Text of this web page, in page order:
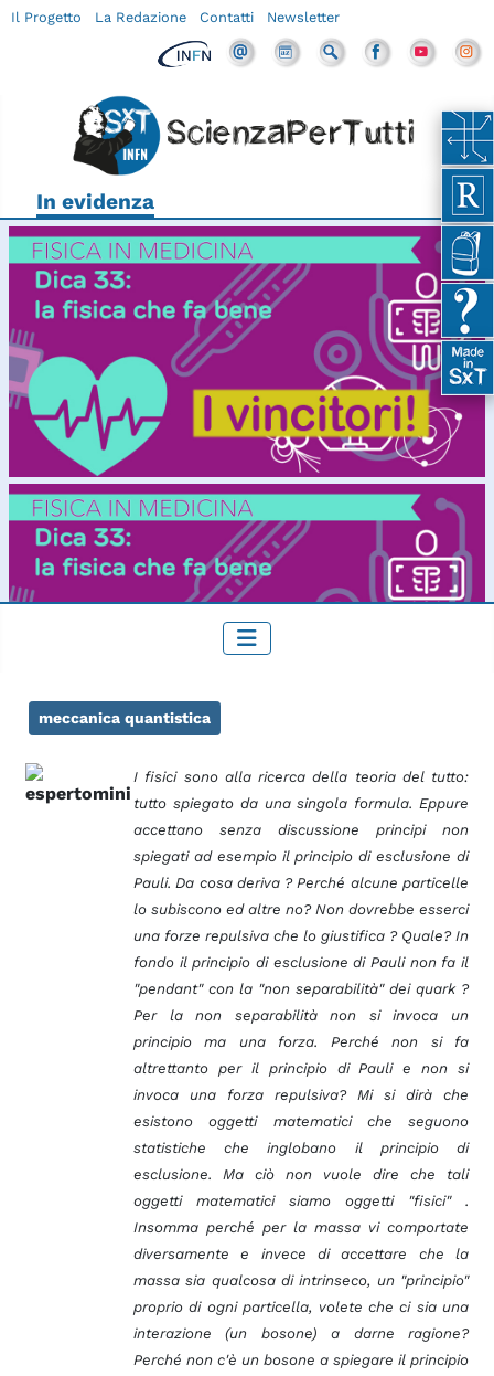
Il Progetto La Redazione Contatti Newsletter
In evidenza
meccanica quantistica
I fisici sono alla ricerca della teoria del tutto:
tutto spiegato da una singola formula. Eppure
accettano senza discussione principi non
spiegati ad esempio il principio di esclusione di
Pauli. Da cosa deriva ? Perché alcune particelle
lo subiscono ed altre no? Non dovrebbe esserci
una forze repulsiva che lo giustifica ? Quale? In
fondo il principio di esclusione di Pauli non fa il
"pendant" con la "non separabilità" dei quark ?
Per la non separabilità non si invoca un
principio ma una forza. Perché non si fa
altrettanto per il principio di Pauli e non si
invoca una forza repulsiva? Mi si dirà che
esistono oggetti matematici che seguono
statistiche che inglobano il principio di
esclusione. Ma ciò non vuole dire che tali
oggetti matematici siamo oggetti "fisici" .
Insomma perché per la massa vi comportate
diversamente e invece di accettare che la
massa sia qualcosa di intrinseco, un "principio"
proprio di ogni particella, volete che ci sia una
interazione (un bosone) a darne ragione?
Perché non c'è un bosone a spiegare il principio